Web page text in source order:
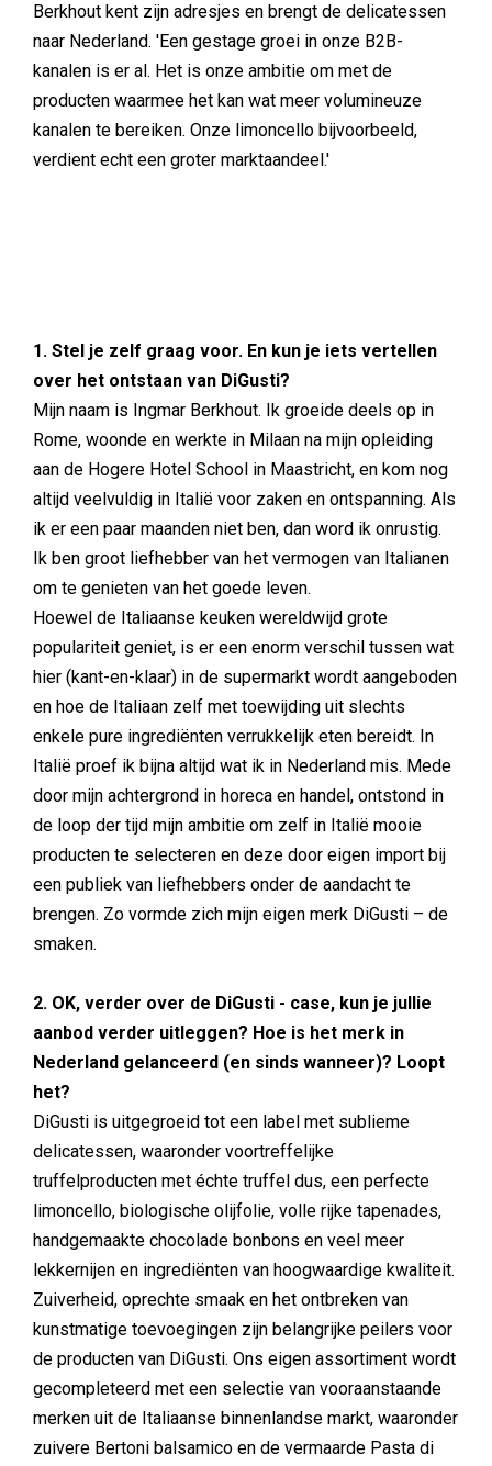
Berkhout kent zijn adresjes en brengt de delicatessen
naar Nederland. 'Een gestage groei in onze B2B-
kanalen is er al. Het is onze ambitie om met de
producten waarmee het kan wat meer volumineuze
kanalen te bereiken. Onze limoncello bijvoorbeeld,
verdient echt een groter marktaandeel.'
1. Stel je zelf graag voor. En kun je iets vertellen
over het ontstaan van DiGusti?
Mijn naam is Ingmar Berkhout. Ik groeide deels op in
Rome, woonde en werkte in Milaan na mijn opleiding
aan de Hogere Hotel School in Maastricht, en kom nog
altijd veelvuldig in Italië voor zaken en ontspanning. Als
ik er een paar maanden niet ben, dan word ik onrustig.
Ik ben groot liefhebber van het vermogen van Italianen
om te genieten van het goede leven.
Hoewel de Italiaanse keuken wereldwijd grote
populariteit geniet, is er een enorm verschil tussen wat
hier (kant-en-klaar) in de supermarkt wordt aangeboden
en hoe de Italiaan zelf met toewijding uit slechts
enkele pure ingrediënten verrukkelijk eten bereidt. In
Italië proef ik bijna altijd wat ik in Nederland mis. Mede
door mijn achtergrond in horeca en handel, ontstond in
de loop der tijd mijn ambitie om zelf in Italië mooie
producten te selecteren en deze door eigen import bij
een publiek van liefhebbers onder de aandacht te
brengen. Zo vormde zich mijn eigen merk DiGusti – de
smaken.
2. OK, verder over de DiGusti - case, kun je jullie
aanbod verder uitleggen? Hoe is het merk in
Nederland gelanceerd (en sinds wanneer)? Loopt
het?
DiGusti is uitgegroeid tot een label met sublieme
delicatessen, waaronder voortreffelijke
truffelproducten met échte truffel dus, een perfecte
limoncello, biologische olijfolie, volle rijke tapenades,
handgemaakte chocolade bonbons en veel meer
lekkernijen en ingrediënten van hoogwaardige kwaliteit.
Zuiverheid, oprechte smaak en het ontbreken van
kunstmatige toevoegingen zijn belangrijke peilers voor
de producten van DiGusti. Ons eigen assortiment wordt
gecompleteerd met een selectie van vooraanstaande
merken uit de Italiaanse binnenlandse markt, waaronder
zuivere Bertoni balsamico en de vermaarde Pasta di